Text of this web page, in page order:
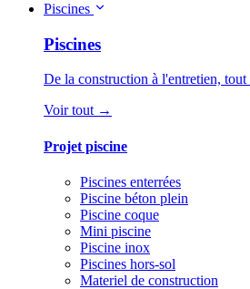
Piscines
Piscines
De la construction à l'entretien,
Voir tout →
Projet piscine
Piscines enterrées
Piscine béton plein
Piscine coque
Mini piscine
Piscine inox
Piscines hors-sol
Materiel de construction